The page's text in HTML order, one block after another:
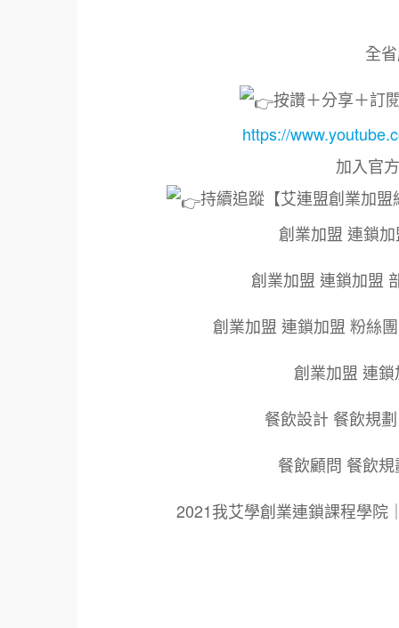
全
按讚＋分享＋訂
https://
加入官
持續追蹤【艾連盟創業加盟
創業加盟 連鎖
創業加盟 連鎖加盟
創業加盟 連鎖加盟 粉絲
創業加盟 連
餐飲設計 餐飲規
餐飲顧問 餐飲
2021我艾學創業連鎖課程學院